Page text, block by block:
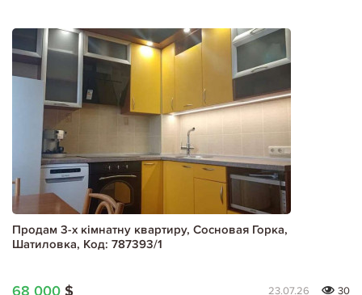
Продам 3-х кімнатну квартиру, Сосновая Горка,
Шатиловка, Код: 787393/1
68 000 $ 23.07.26 30